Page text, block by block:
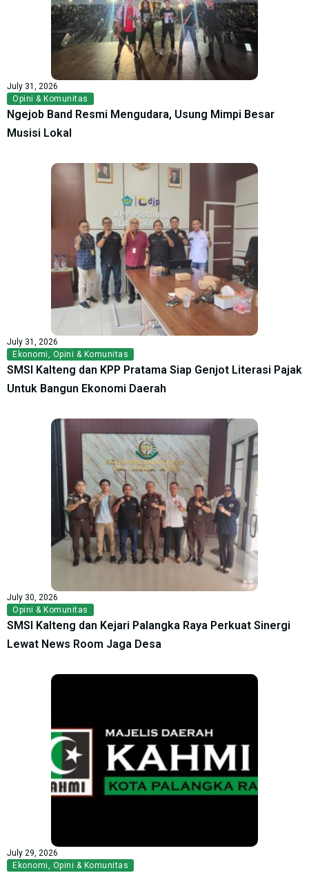
July 31, 2026
Opini & Komunitas
Ngejob Band Resmi Mengudara, Usung Mimpi Besar
Musisi Lokal
July 31, 2026
Ekonomi, Opini & Komunitas
SMSI Kalteng dan KPP Pratama Siap Genjot Literasi Pajak
Untuk Bangun Ekonomi Daerah
July 30, 2026
Opini & Komunitas
SMSI Kalteng dan Kejari Palangka Raya Perkuat Sinergi
Lewat News Room Jaga Desa
July 29, 2026
Ekonomi, Opini & Komunitas